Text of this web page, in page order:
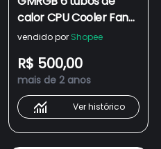
calor CPU Cooler Fan
4Pin PWM RGB PC
vendido por Shopee
R$ 500,00
mais de 2 anos
Ver histórico